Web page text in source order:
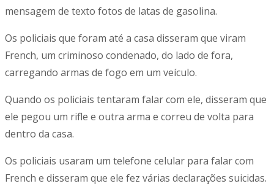
mensagem de texto fotos de latas de gasolina.
Os policiais que foram até a casa disseram que viram
French, um criminoso condenado, do lado de fora,
carregando armas de fogo em um veículo.
Quando os policiais tentaram falar com ele, disseram que
ele pegou um rifle e outra arma e correu de volta para
dentro da casa.
Os policiais usaram um telefone celular para falar com
French e disseram que ele fez várias declarações suicidas.